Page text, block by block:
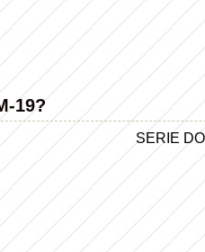
19?
SERIE